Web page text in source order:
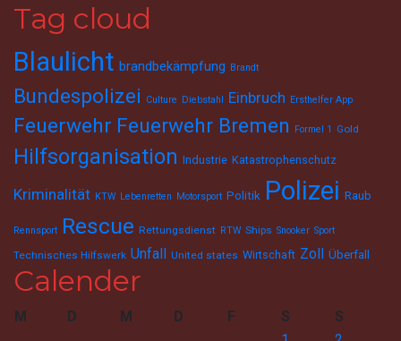
Tag cloud
Blaulicht brandbekämpfung Brandt
Bundespolizei Culture Diebstahl Einbruch Ersthelfer App
Feuerwehr Feuerwehr Bremen Formel 1 Gold
Hilfsorganisation Industrie Katastrophenschutz
Kriminalität KTW Lebenretten Motorsport Politik Polizei Raub
Rennsport Rescue Rettungsdienst RTW Ships Snooker Sport
Technisches Hilfswerk Unfall United states Wirtschaft Zoll Überfall
Calender
M D M D F S
S